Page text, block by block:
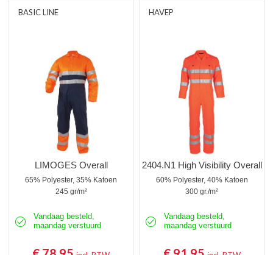
BASIC LINE
LIMOGES Overall
65% Polyester, 35% Katoen
245 gr/m²
Vandaag besteld,
maandag verstuurd
HAVEP
2404.N1 High Visibility Overall
60% Polyester, 40% Katoen
300 gr./m²
Vandaag besteld,
maandag verstuurd